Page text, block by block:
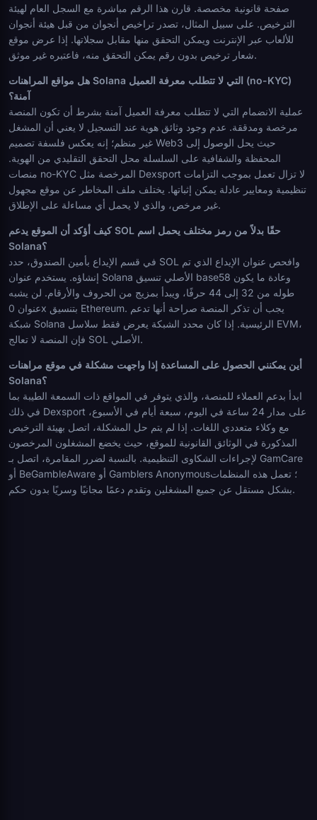
صفحة قانونية مخصصة. قارن هذا الرقم مباشرة مع السجل العام لهيئة
الترخيص. على سبيل المثال، تصدر تراخيص أنجوان من قبل هيئة أنجوان
للألعاب عبر الإنترنت ويمكن التحقق منها مقابل سجلاتها. إذا عرض موقع
شعار ترخيص بدون رقم يمكن التحقق منه، فاعتبره غير موثق.
هل مواقع المراهنات Solana التي لا تتطلب معرفة العميل (no-KYC)
آمنة؟
عملية الانضمام التي لا تتطلب معرفة العميل آمنة بشرط أن تكون المنصة
مرخصة ومدققة. عدم وجود وثائق هوية عند التسجيل لا يعني أن المشغل
غير منظم؛ إنه يعكس فلسفة تصميم Web3 حيث يحل الوصول إلى
المحفظة والشفافية على السلسلة محل التحقق التقليدي من الهوية.
منصات no-KYC المرخصة مثل Dexsport لا تزال تعمل بموجب التزامات
تنظيمية ومعايير عادلة يمكن إثباتها. يختلف ملف المخاطر عن موقع مجهول
غير مرخص، والذي لا يحمل أي مساءلة على الإطلاق.
كيف أؤكد أن الموقع يدعم SOL حقًا بدلاً من رمز مختلف يحمل اسم
Solana؟
في قسم الإيداع بأمين الصندوق، حدد SOL وافحص عنوان الإيداع الذي تم
إنشاؤه. يستخدم عنوان Solana الأصلي تنسيق base58 وعادة ما يكون
طوله من 32 إلى 44 حرفًا، ويبدأ بمزيج من الحروف والأرقام. لن يشبه
عنوان 0x بتنسيق Ethereum. يجب أن تذكر المنصة صراحة أنها تدعم
شبكة Solana الرئيسية. إذا كان محدد الشبكة يعرض فقط سلاسل EVM،
فإن المنصة لا تعالج SOL الأصلي.
أين يمكنني الحصول على المساعدة إذا واجهت مشكلة في موقع مراهنات
Solana؟
ابدأ بدعم العملاء للمنصة، والذي يتوفر في المواقع ذات السمعة الطيبة بما
في ذلك Dexsport على مدار 24 ساعة في اليوم، سبعة أيام في الأسبوع،
مع وكلاء متعددي اللغات. إذا لم يتم حل المشكلة، اتصل بهيئة الترخيص
المذكورة في الوثائق القانونية للموقع، حيث يخضع المشغلون المرخصون
لإجراءات الشكاوى التنظيمية. بالنسبة لضرر المقامرة، اتصل بـ GamCare
أو BeGambleAware أو Gamblers Anonymous؛ تعمل هذه المنظمات
بشكل مستقل عن جميع المشغلين وتقدم دعمًا مجانيًا وسريًا بدون حكم.